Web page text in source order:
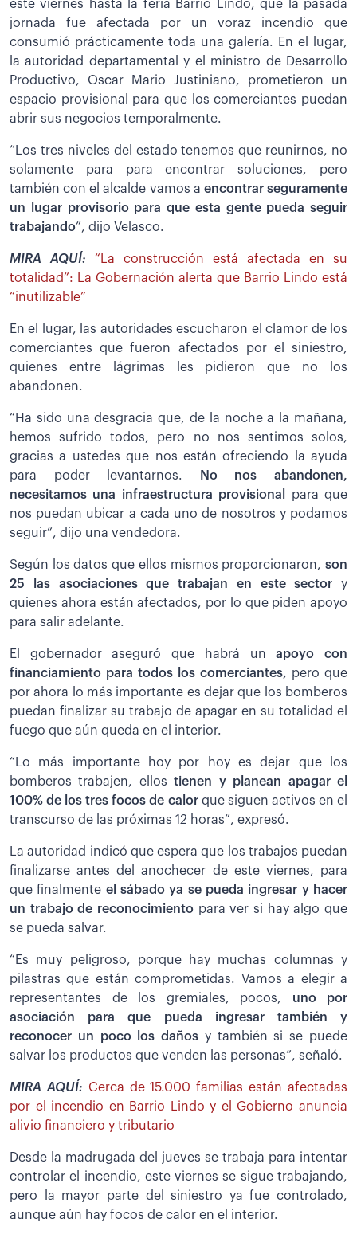
este viernes hasta la feria Barrio Lindo, que la pasada
jornada fue afectada por un voraz incendio que
consumió prácticamente toda una galería. En el lugar,
la autoridad departamental y el ministro de Desarrollo
Productivo, Oscar Mario Justiniano, prometieron un
espacio provisional para que los comerciantes puedan
abrir sus negocios temporalmente.
“Los tres niveles del estado tenemos que reunirnos, no
solamente para para encontrar soluciones, pero
también con el alcalde vamos a encontrar seguramente
un lugar provisorio para que esta gente pueda seguir
trabajando”, dijo Velasco.
MIRA AQUÍ: “La construcción está afectada en su
totalidad”: La Gobernación alerta que Barrio Lindo está
“inutilizable”
En el lugar, las autoridades escucharon el clamor de los
comerciantes que fueron afectados por el siniestro,
quienes entre lágrimas les pidieron que no los
abandonen.
“Ha sido una desgracia que, de la noche a la mañana,
hemos sufrido todos, pero no nos sentimos solos,
gracias a ustedes que nos están ofreciendo la ayuda
para poder levantarnos.
No nos abandonen,
necesitamos una infraestructura provisional
para que
nos puedan ubicar a cada uno de nosotros y podamos
seguir”, dijo una vendedora.
Según los datos que ellos mismos proporcionaron, son
25 las asociaciones que trabajan en este sector y
quienes ahora están afectados, por lo que piden apoyo
para salir adelante.
El gobernador aseguró que habrá unapoyo con
financiamiento para todos los comerciantes, pero que
por ahora lo más importante es dejar que los bomberos
puedan finalizar su trabajo de apagar en su totalidad el
fuego que aún queda en el interior.
“Lo más importante hoy por hoy es dejar que los
bomberos trabajen, ellostienen y planean apagar el
100% de los tres focos de calorque siguen activos en el
transcurso de las próximas 12 horas”, expresó.
La autoridad indicó que espera que los trabajos puedan
finalizarse antes del anochecer de este viernes, para
que finalmente el sábado ya se pueda ingresar y hacer
un trabajo de reconocimiento para ver si hay algo que
se pueda salvar.
“Es muy peligroso, porque hay muchas columnas y
pilastras que están comprometidas. Vamos a elegir a
representantes de los gremiales, pocos, uno por
asociación para que pueda ingresar también y
reconocer un poco los daños y también si se puede
salvar los productos que venden las personas”, señaló.
MIRA AQUÍ: Cerca de 15.000 familias están afectadas
por el incendio en Barrio Lindo y el Gobierno anuncia
alivio financiero y tributario
Desde la madrugada del jueves se trabaja para intentar
controlar el incendio, este viernes se sigue trabajando,
pero la mayor parte del siniestro ya fue controlado,
aunque aún hay focos de calor en el interior.